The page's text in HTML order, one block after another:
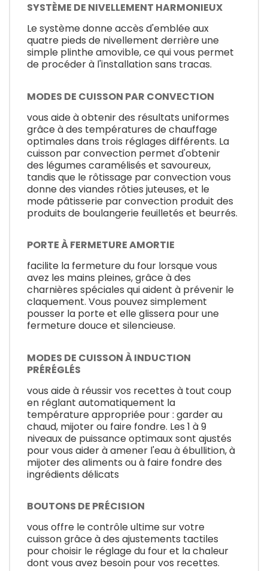
SYSTÈME DE NIVELLEMENT HARMONIEUX
Le système donne accès d'emblée aux
quatre pieds de nivellement derrière une
simple plinthe amovible, ce qui vous permet
de procéder à l'installation sans tracas.
MODES DE CUISSON PAR CONVECTION
vous aide à obtenir des résultats uniformes
grâce à des températures de chauffage
optimales dans trois réglages différents. La
cuisson par convection permet d'obtenir
des légumes caramélisés et savoureux,
tandis que le rôtissage par convection vous
donne des viandes rôties juteuses, et le
mode pâtisserie par convection produit des
produits de boulangerie feuilletés et beurrés.
PORTE À FERMETURE AMORTIE
facilite la fermeture du four lorsque vous
avez les mains pleines, grâce à des
charnières spéciales qui aident à prévenir le
claquement. Vous pouvez simplement
pousser la porte et elle glissera pour une
fermeture douce et silencieuse.
MODES DE CUISSON À INDUCTION
PRÉRÉGLÉS
vous aide à réussir vos recettes à tout coup
en réglant automatiquement la
température appropriée pour : garder au
chaud, mijoter ou faire fondre. Les 1 à 9
niveaux de puissance optimaux sont ajustés
pour vous aider à amener l'eau à ébullition, à
mijoter des aliments ou à faire fondre des
ingrédients délicats
BOUTONS DE PRÉCISION
vous offre le contrôle ultime sur votre
cuisson grâce à des ajustements tactiles
pour choisir le réglage du four et la chaleur
dont vous avez besoin pour vos recettes.